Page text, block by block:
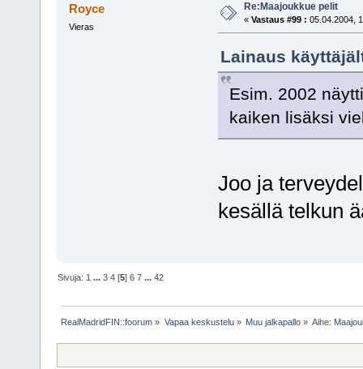
Royce
Vieras
Re:Maajoukkue pelit
« Vastaus #99 : 05.04.2004,
Lainaus
Esim. 2002
kaiken lisäksi
Joo ja
kesällä telkun
Sivuja: 1 ...3 4 [5]6 7 ...42
RealMadridFIN::foorum » Vapaa keskustelu» Muu jalkapallo» Aihe: